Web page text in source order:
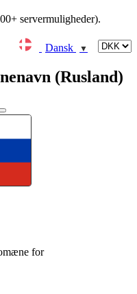
servermuligheder).
Dansk
▼
(Rusland)
for